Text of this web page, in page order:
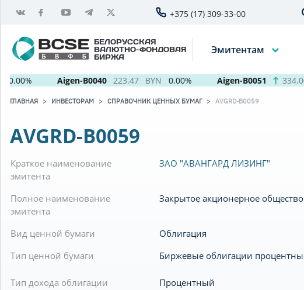
+375 (17) 309-33-00
БЕЛОРУССКАЯ
ВАЛЮТНО-ФОНДОВАЯ
БИРЖА
Эмитентам
Aigen-B0040 223.47 BYN 0.00% Aigen-B0051 334.00
ГЛАВНАЯ ИНВЕСТОРАМ СПРАВОЧНИК ЦЕННЫХ БУМАГ AVGRD-B0059
AVGRD-B0059
Краткое наименование
эмитента
ЗАО "АВАНГАРД ЛИЗИНГ"
Полное наименование
эмитента
Закрытое акционерное
Вид ценной бумаги
Облигация
Тип ценной бумаги
Биржевые облигации
Тип дохода облигации
Процентный